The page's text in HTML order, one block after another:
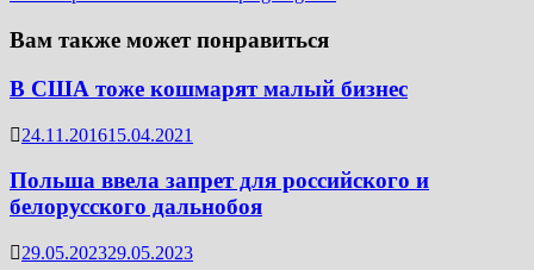
Вам также может понравиться
В США тоже кошмарят малый бизнес
24.11.201615.04.2021
Польша ввела запрет для российского и
белорусского дальнобоя
29.05.202329.05.2023